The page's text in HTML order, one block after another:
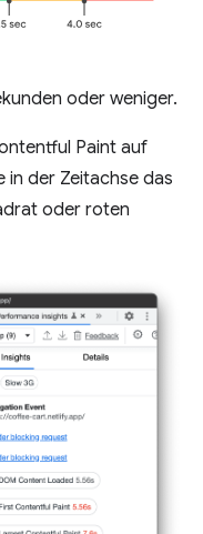
oder weniger.
Paint auf
in der Zeitachse das
oder roten